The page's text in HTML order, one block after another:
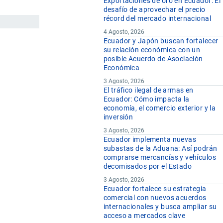
desafío de aprovechar el precio
récord del mercado internacional
4 Agosto, 2026
Ecuador y Japón buscan fortalecer
su relación económica con un
posible Acuerdo de Asociación
Económica
3 Agosto, 2026
El tráfico ilegal de armas en
Ecuador: Cómo impacta la
economía, el comercio exterior y la
inversión
3 Agosto, 2026
Ecuador implementa nuevas
subastas de la Aduana: Así podrán
comprarse mercancías y vehículos
decomisados por el Estado
3 Agosto, 2026
Ecuador fortalece su estrategia
comercial con nuevos acuerdos
internacionales y busca ampliar su
acceso a mercados clave